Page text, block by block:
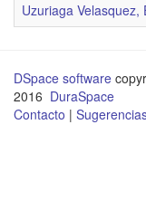
Uzuriaga Velasquez,
DSpace software
2016 DuraSpace
Contacto |